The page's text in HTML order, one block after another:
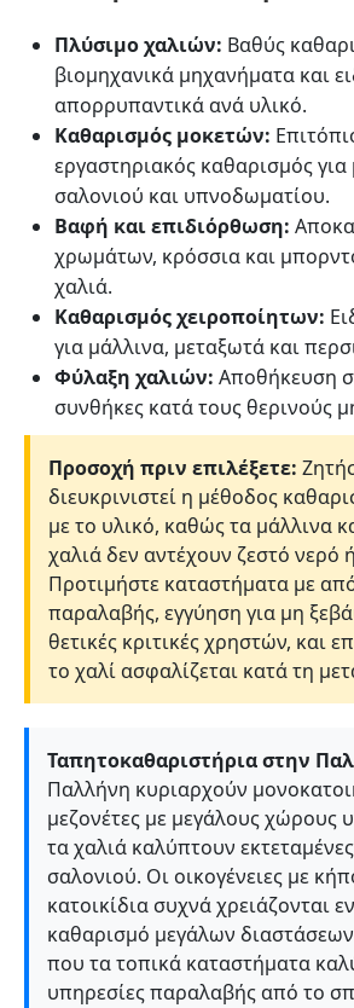
Πλύσιμο χαλιών: Βαθύς
βιομηχανικά μηχανήματα και
απορρυπαντικά ανά υλικό.
Καθαρισμός μοκετών:
εργαστηριακός καθαρισμός για
σαλονιού και υπνοδωματίου.
Βαφή και επιδιόρθωση:
χρωμάτων, κρόσσια και
χαλιά.
Καθαρισμός χειροποίητων:
για μάλλινα, μεταξωτά και
Φύλαξη χαλιών: Αποθήκευση
συνθήκες κατά τους θερινούς
Προσοχή πριν επιλέξετε:
διευκρινιστεί η μέθοδος
με το υλικό, καθώς τα μάλλινα
χαλιά δεν αντέχουν ζεστό νερό
Προτιμήστε καταστήματα με
παραλαβής, εγγύηση για μη
θετικές κριτικές χρηστών, και
το χαλί ασφαλίζεται κατά τη
Ταπητοκαθαριστήρια στην
Παλλήνη κυριαρχούν
μεζονέτες με μεγάλους χώρους
τα χαλιά καλύπτουν
σαλονιού. Οι οικογένειες με
κατοικίδια συχνά χρειάζονται
καθαρισμό μεγάλων
που τα τοπικά καταστήματα
υπηρεσίες παραλαβής από το